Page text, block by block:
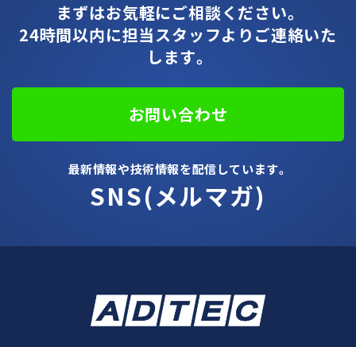
まずはお気軽にご相談ください。
24時間以内に担当スタッフよりご連絡いた
します。
お問い合わせ
最新情報や技術情報を配信しています。
SNS(メルマガ)